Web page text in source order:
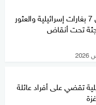
غزة.. مقتل 7 بغارات إسرائيلية والعثور
تقضي على أفراد عائلة